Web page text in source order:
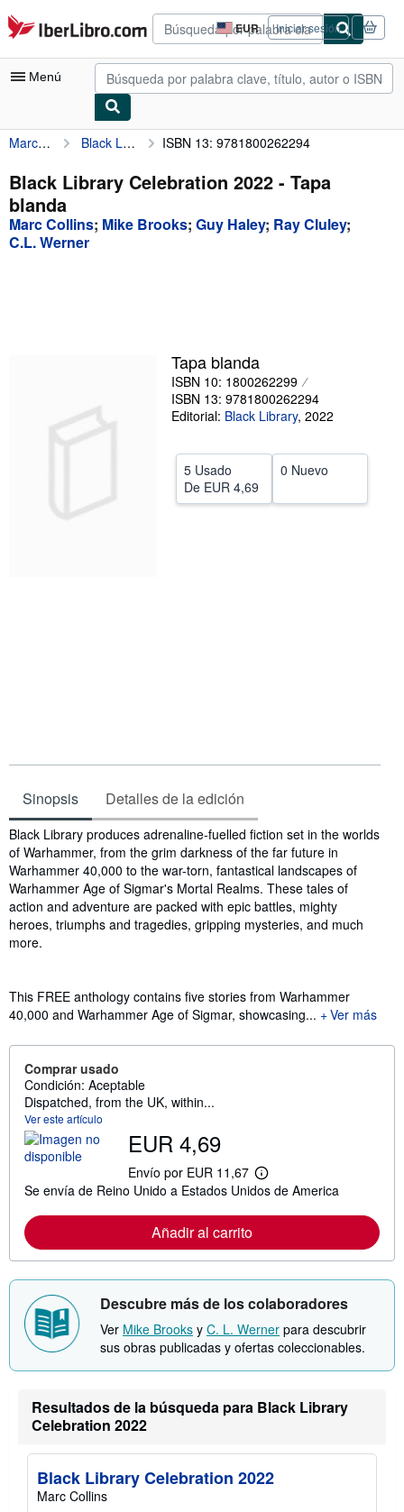
Pasar al contenido principal
IberLibro.com EUR
Preferencias
de
compra
del
Iniciar sesión
Menú
Mi cuenta
Consultar mis pedidos
Búsqueda avanzada
Colecciones
Marc Collins Black Library Celebration 2022 ISBN 13: 9781800262294
Black Library Celebration 2022 - Tapa
blanda
Marc Collins; Mike Brooks; Guy Haley; Ray Cluley;
C.L. Werner
Tapa blanda
ISBN 10: 1800262299
ISBN 13: 9781800262294
Editorial: Black Library, 2022
5 Usado
De EUR 4,69
0 Nuevo
Sinopsis Detalles de la edición
Sinopsis
Black Library produces adrenaline-fuelled fiction set in the worlds
of Warhammer, from the grim darkness of the far future in
Warhammer 40,000 to the war-torn, fantastical landscapes of
Warhammer Age of Sigmar's Mortal Realms. These tales of
action and adventure are packed with epic battles, mighty
heroes, triumphs and tragedies, gripping mysteries, and much
more.
This FREE anthology contains five stories from Warhammer
40,000 and Warhammer Age of Sigmar, showcasing...
Ver más
Comprar usado
Condición: Aceptable
Dispatched, from the UK, within...
Ver este artículo
EUR 4,69
Envío por EUR 11,67
M
á
i
o
a
c
i
ó
n
s
r
t
Se envía de Reino Unido a Estados Unidos de America
Añadir al carrito
Descubre más de los colaboradores
Ver Mike Brooks y C. L. Werner para descubrir
sus obras publicadas y ofertas coleccionables.
Resultados de la búsqueda para Black Library
Celebration 2022
Black Library Celebration 2022
Marc Collins